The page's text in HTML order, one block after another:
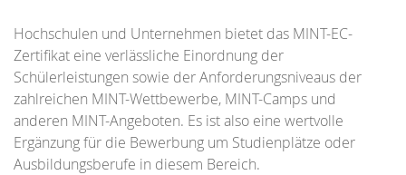
Hochschulen und Unternehmen bietet das MINT-EC-
Zertifikat eine verlässliche Einordnung der
Schülerleistungen sowie der Anforderungsniveaus der
zahlreichen MINT-Wettbewerbe, MINT-Camps und
anderen MINT-Angeboten. Es ist also eine wertvolle
Ergänzung für die Bewerbung um Studienplätze oder
Ausbildungsberufe in diesem Bereich.